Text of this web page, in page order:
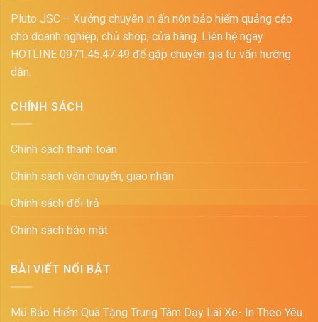
Pluto JSC – Xưởng chuyên in ấn nón bảo hiểm quảng cáo
cho doanh nghiệp, chủ shop, cửa hàng. Liên hệ ngay
HOTLINE 0971.45.47.49 để gặp chuyên gia tư vấn hướng
dẫn.
CHÍNH SÁCH
Chính sách thanh toán
Chính sách vận chuyển, giao nhận
Chính sách đổi trả
Chính sách bảo mật
BÀI VIẾT NỔI BẬT
Mũ Bảo Hiểm Quà Tặng Trung Tâm Dạy Lái Xe- In Theo Yêu